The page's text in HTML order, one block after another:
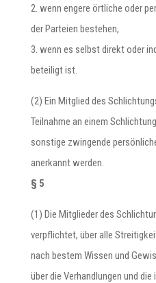
2. wenn engere örtliche oder
der Parteien bestehen,
3. wenn es selbst direkt oder
beteiligt ist.
(2) Ein Mitglied des
Teilnahme an einem
sonstige zwingende
anerkannt werden.
§ 5
(1) Die Mitglieder des
verpflichtet, über alle
nach bestem Wissen und
über die Verhandlungen und